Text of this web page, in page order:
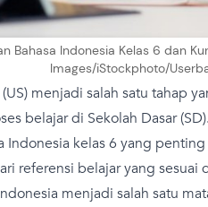
Bahasa Indonesia Kelas 6 dan
Images/iStockphoto/
menjadi salah satu tahap
belajar di Sekolah Dasar
Indonesia kelas 6 yang
referensi belajar yang sesuai
menjadi salah satu